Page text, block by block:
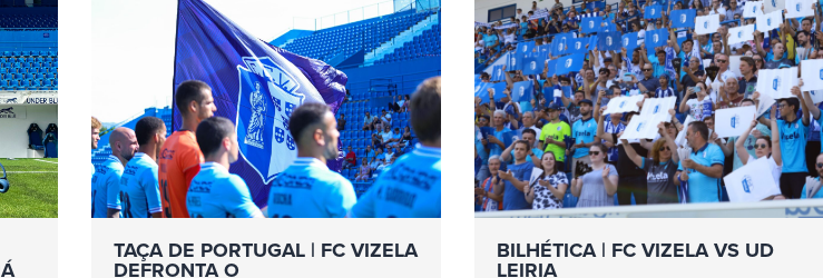
TAÇA DE PORTUGAL | FC VIZELA
DEFRONTA O
BILHÉTICA | FC VIZELA VS UD
LEIRIA